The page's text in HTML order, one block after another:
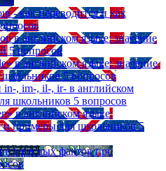
- как переводится и как
в английском языке: значение
5 вопросов
в английском языке: значение,
5 вопросов
in-, im-, il-, ir- в английском
школьников 5 вопросов
в английском языке:
и примеры для школьников 5
фактов про